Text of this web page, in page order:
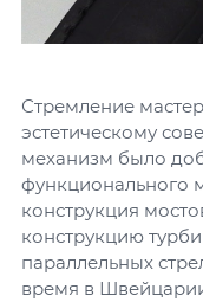
Стремление
эстетическому
механизм было
функционального
конструкция
конструкцию
параллельных
время в